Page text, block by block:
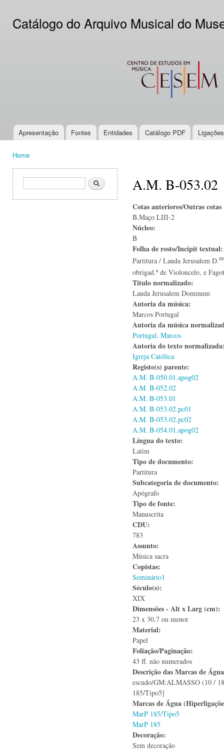
Catálogo do Arquivo Musical do
CESEM
Main menu
Apresentação Fontes Entidades Catálogo PDF
Home
Search form Search A.M. B-053.02
Cotas anteriores/Outras
B.Maço LIII-2
Núcleo:
B
Folha de rosto/Incipit
Partitura / Lauda Jerusalem D.
obrigad.º de Violoncelo, e
Título normalizado:
Lauda Jerusalem Dominum
Autoria da música:
Marcos Portugal
Autoria da música
Portugal, Marcos
Autoria do texto
Igreja Católica
Registo(s) parente:
A.M. B-050.01.apog02
A.M. B-052.02
A.M. B-053.01
A.M. B-053.02.pc01
A.M. B-053.02.pc02
A.M. B-054.01.apog02
Língua do texto:
Latim
Tipo de documento:
Partitura
Subcategoria de documento:
Apógrafo
Tipo de fonte:
Manuscrita
CDU:
783
Assunto:
Música sacra
Copistas:
Seminário1
Século(s):
XIX
Dimensões - Alt x Larg (cm):
23 x 30,7 ou menor
Material:
Papel
Foliação/Paginação:
43 ff. não numerados
Descrição das Marcas de
escudo/GM:ALMASSO (10 /
185/Tipo5]
Marcas de Água
MarP 185/Tipo5
MarP 185
Decoração:
Sem decoração